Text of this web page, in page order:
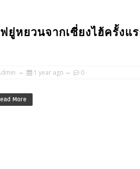
หยวนจากเซี่ยงไฮ้ครั้งแร
1 year ago 0
More